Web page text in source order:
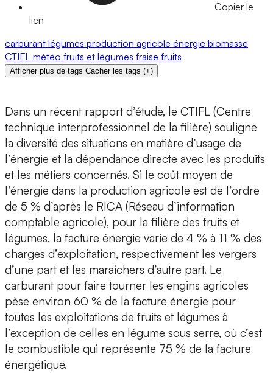
Copier le
lien
carburant légumes production agricole énergie biomasse
CTIFL météo fruits et légumes fraise fruits
Afficher plus de tags Cacher les tags (+)
Dans un récent rapport d’étude, le CTIFL (Centre
technique interprofessionnel de la filière) souligne
la diversité des situations en matière d’usage de
l’énergie et la dépendance directe avec les produits
et les métiers concernés. Si le coût moyen de
l’énergie dans la production agricole est de l’ordre
de 5 % d’après le RICA (Réseau d’information
comptable agricole), pour la filière des fruits et
légumes, la facture énergie varie de 4 % à 11 % des
charges d’exploitation, respectivement les vergers
d’une part et les maraîchers d’autre part. Le
carburant pour faire tourner les engins agricoles
pèse environ 60 % de la facture énergie pour
toutes les exploitations de fruits et légumes à
l’exception de celles en légume sous serre, où c’est
le combustible qui représente 75 % de la facture
énergétique.